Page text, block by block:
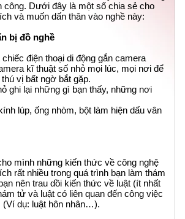
công. Dưới đây là một số chia sẻ cho
và muốn dấn thân vào nghề này:
bị đồ nghề
điện thoại di động gắn camera
kĩ thuật số nhỏ mọi lúc, mọi nơi để
vị bất ngờ bắt gặp.
ghi lại những gì bạn thấy, những nơi
lúp, ống nhòm, bột làm hiện dấu vân
mình những kiến thức về công nghệ
rất nhiều trong quá trình bạn làm thám
nên trau dồi kiến thức về luật (ít nhất
tử và luật có liên quan đến công việc
(Ví dụ: luật hôn nhân…).